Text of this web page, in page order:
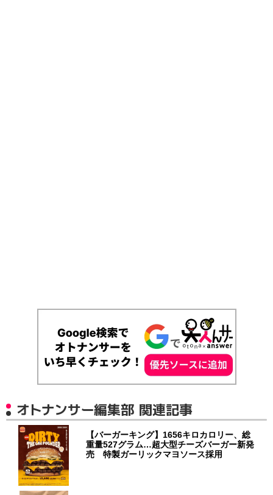
オトナンサー編集部 関連記事
【バーガーキング】1656キロカロリー、総
重量527グラム…超大型チーズバーガー新発
売 特製ガーリックマヨソース採用